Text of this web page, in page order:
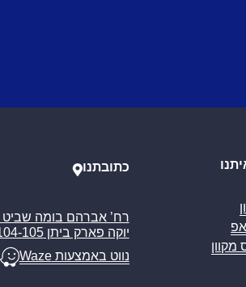
מקוון
כתובתנו
יוקה פארק ביתן C104-105
נווט באמצעות Waze